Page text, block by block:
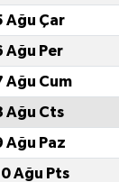
Ağu Çar
Ağu Per
Ağu Cum
Ağu Cts
Ağu Paz
Ağu Pts